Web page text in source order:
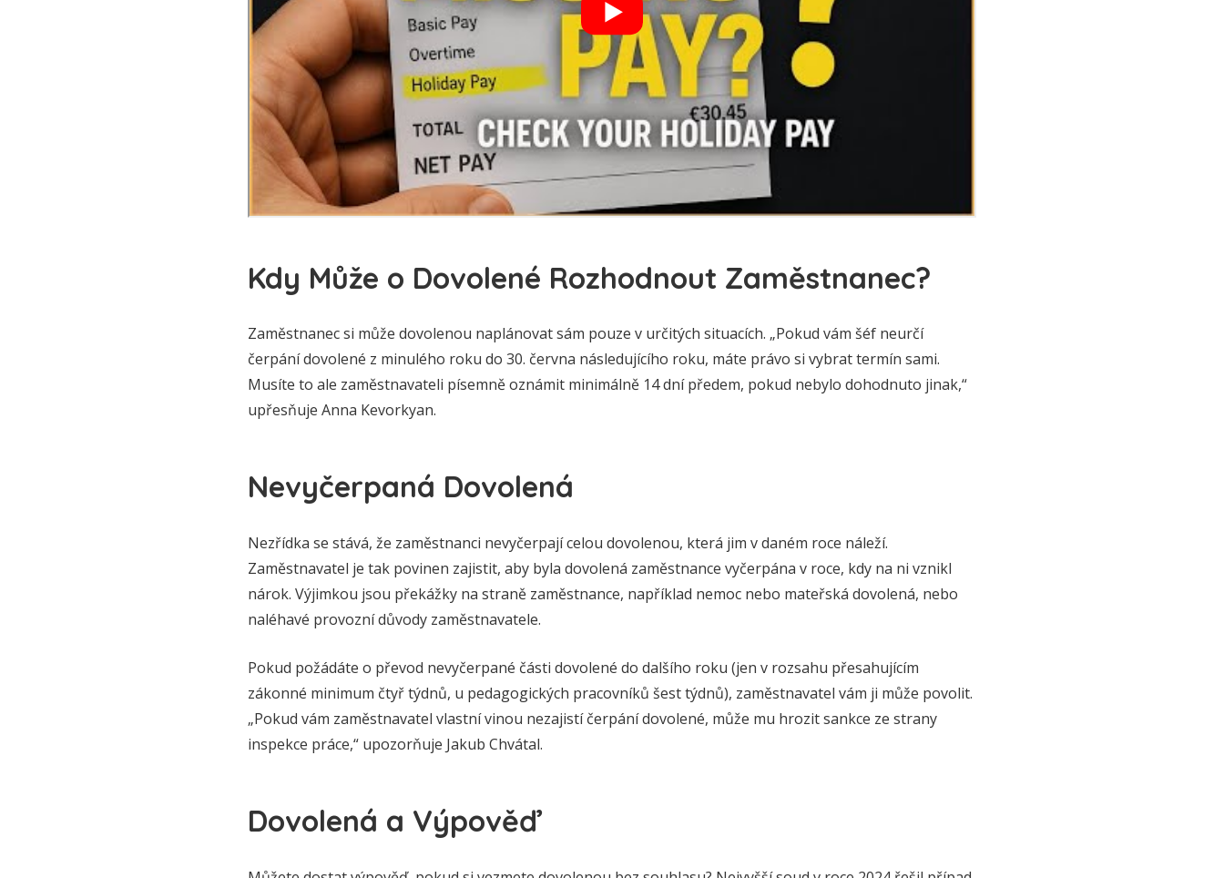
Kdy Může o Dovolené Rozhodnout Zaměstnanec?
Zaměstnanec si může dovolenou naplánovat sám pouze v určitých situacích. „Pokud vám šéf neurčí
čerpání dovolené z minulého roku do 30. června následujícího roku, máte právo si vybrat termín sami.
Musíte to ale zaměstnavateli písemně oznámit minimálně 14 dní předem, pokud nebylo dohodnuto jinak,“
upřesňuje Anna Kevorkyan.
Nevyčerpaná Dovolená
Nezřídka se stává, že zaměstnanci nevyčerpají celou dovolenou, která jim v daném roce náleží.
Zaměstnavatel je tak povinen zajistit, aby byla dovolená zaměstnance vyčerpána v roce, kdy na ni vznikl
nárok. Výjimkou jsou překážky na straně zaměstnance, například nemoc nebo mateřská dovolená, nebo
naléhavé provozní důvody zaměstnavatele.
Pokud požádáte o převod nevyčerpané části dovolené do dalšího roku (jen v rozsahu přesahujícím
zákonné minimum čtyř týdnů, u pedagogických pracovníků šest týdnů), zaměstnavatel vám ji může povolit.
„Pokud vám zaměstnavatel vlastní vinou nezajistí čerpání dovolené, může mu hrozit sankce ze strany
inspekce práce,“ upozorňuje Jakub Chvátal.
Dovolená a Výpověď